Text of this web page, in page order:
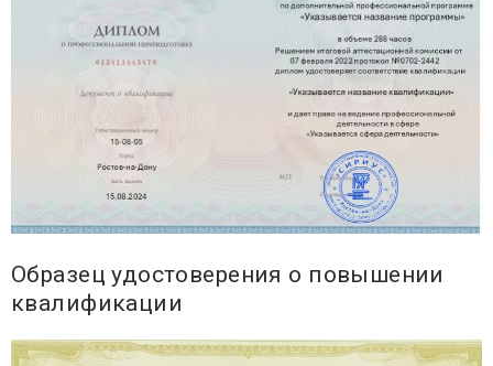
Образец удостоверения о повышении
квалификации